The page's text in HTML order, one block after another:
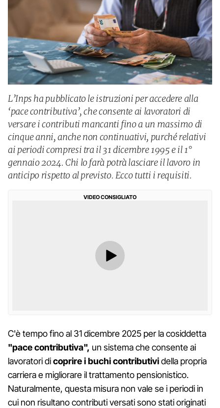
L’Inps ha pubblicato le istruzioni per accedere alla
‘pace contributiva’, che consente ai lavoratori di
versare i contributi mancanti fino a un massimo di
cinque anni, anche non continuativi, purché relativi
ai periodi compresi tra il 31 dicembre 1995 e il 1°
gennaio 2024. Chi lo farà potrà lasciare il lavoro in
anticipo rispetto al previsto. Ecco tutti i requisiti.
VIDEO CONSIGLIATO
C'è tempo fino al 31 dicembre 2025 per la cosiddetta
"pace contributiva", un sistema che consente ai
lavoratori dicoprire i buchi contributividella propria
carriera e migliorare il trattamento pensionistico.
Naturalmente, questa misura non vale se i periodi in
cui non risultano contributi versati sono stati originati